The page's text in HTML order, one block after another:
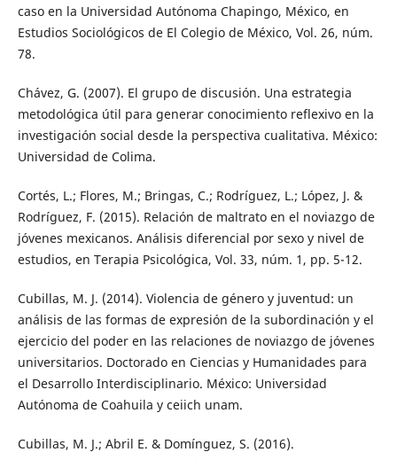
caso en la Universidad Autónoma Chapingo, México, en
Estudios Sociológicos de El Colegio de México, Vol. 26, núm.
78.
Chávez, G. (2007). El grupo de discusión. Una estrategia
metodológica útil para generar conocimiento reflexivo en la
investigación social desde la perspectiva cualitativa. México:
Universidad de Colima.
Cortés, L.; Flores, M.; Bringas, C.; Rodríguez, L.; López, J. &
Rodríguez, F. (2015). Relación de maltrato en el noviazgo de
jóvenes mexicanos. Análisis diferencial por sexo y nivel de
estudios, en Terapia Psicológica, Vol. 33, núm. 1, pp. 5-12.
Cubillas, M. J. (2014). Violencia de género y juventud: un
análisis de las formas de expresión de la subordinación y el
ejercicio del poder en las relaciones de noviazgo de jóvenes
universitarios. Doctorado en Ciencias y Humanidades para
el Desarrollo Interdisciplinario. México: Universidad
Autónoma de Coahuila y ceiich unam.
Cubillas, M. J.; Abril E. & Domínguez, S. (2016).